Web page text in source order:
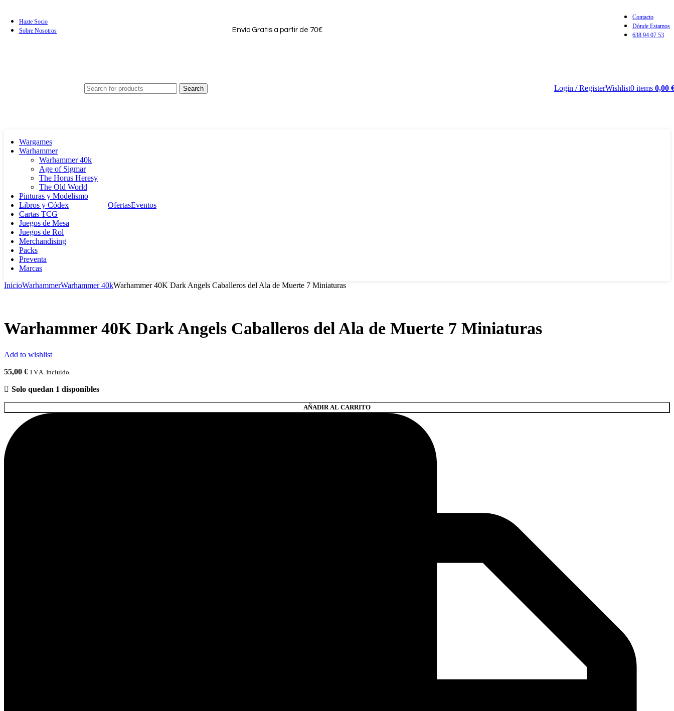
Hazte Socio
Sobre Nosotros
Envío Gratis a partir de 70€
Contacto
Dónde Estamos
638 94 07 53
Search Login / RegisterWishlist0 items 0,00
Wargames
Warhammer
Warhammer 40k
Age of Sigmar
The Horus Heresy
The Old World
Pinturas y Modelismo
Libros y Códex
Cartas TCG
Juegos de Mesa
Juegos de Rol
Merchandising
Packs
Preventa
Marcas
OfertasEventos
InicioWarhammerWarhammer 40kWarhammer 40K Dark Angels Caballeros del Ala de Muerte 7 Miniaturas
Warhammer 40K Dark Angels Caballeros del Ala de Muerte 7 Miniaturas
Add to wishlist
55,00 € I.V.A. Incluido
Solo quedan 1 disponibles
AÑADIR AL CARRITO